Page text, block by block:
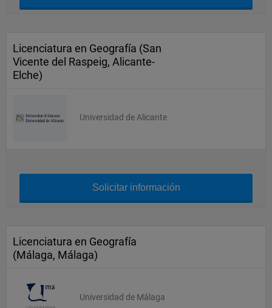
Licenciatura en Geografía (San
Vicente del Raspeig, Alicante-
Elche)
Universidad de Alicante
Solicitar información
Licenciatura en Geografía
(Málaga, Málaga)
Universidad de Málaga